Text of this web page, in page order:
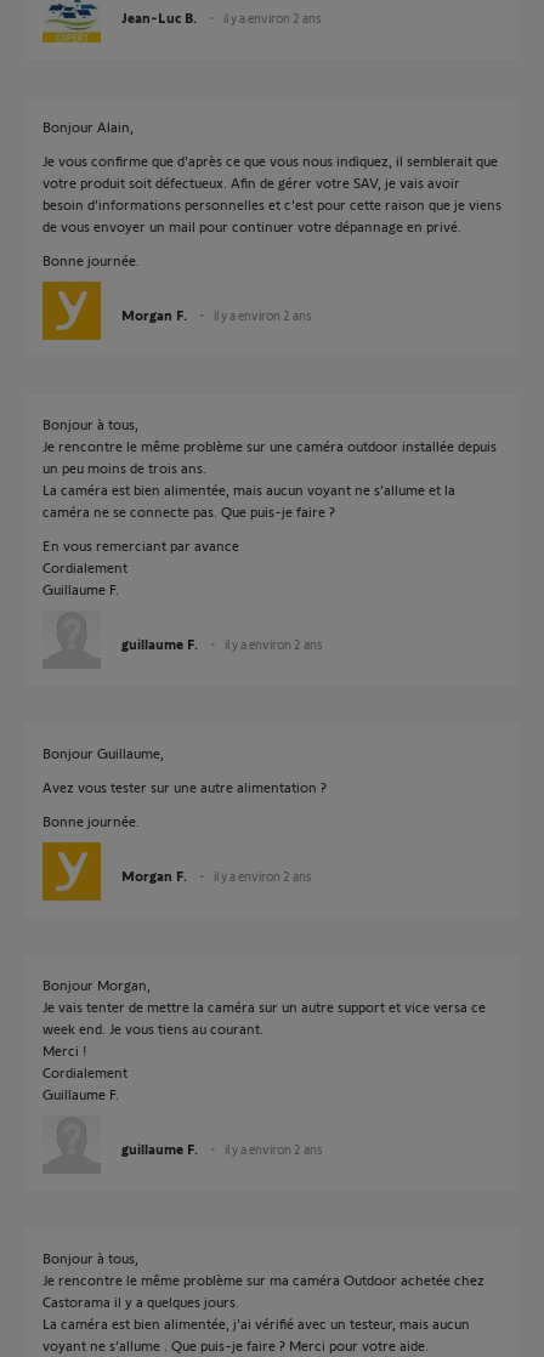
Jean-Luc B. il y a environ 2 ans
Bonjour Alain,
Je vous confirme que d'après ce que vous nous indiquez, il semblerait que
votre produit soit défectueux. Afin de gérer votre SAV, je vais avoir
besoin d'informations personnelles et c'est pour cette raison que je viens
de vous envoyer un mail pour continuer votre dépannage en privé.
Bonne journée.
Morgan F. il y a environ 2 ans
Bonjour à tous,
Je rencontre le même problème sur une caméra outdoor installée depuis
un peu moins de trois ans.
La caméra est bien alimentée, mais aucun voyant ne s’allume et la
caméra ne se connecte pas. Que puis-je faire ?
En vous remerciant par avance
Cordialement
Guillaume F.
guillaume F. il y a environ 2 ans
Bonjour Guillaume,
Avez vous tester sur une autre alimentation ?
Bonne journée.
Morgan F. il y a environ 2 ans
Bonjour Morgan,
Je vais tenter de mettre la caméra sur un autre support et vice versa ce
week end. Je vous tiens au courant.
Merci !
Cordialement
Guillaume F.
guillaume F. il y a environ 2 ans
Bonjour à tous,
Je rencontre le même problème sur ma caméra Outdoor achetée chez
Castorama il y a quelques jours.
La caméra est bien alimentée, j'ai vérifié avec un testeur, mais aucun
voyant ne s’allume . Que puis-je faire ? Merci pour votre aide.